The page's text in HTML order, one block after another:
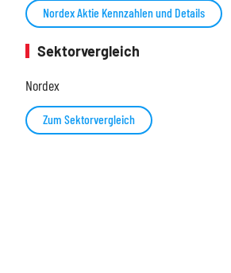
Nordex Aktie Kennzahlen und Details
Sektorvergleich
Nordex
Zum Sektorvergleich